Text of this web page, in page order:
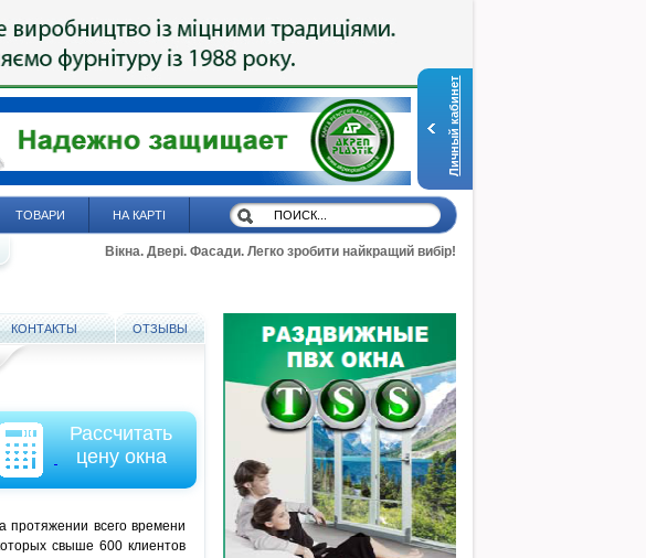
Личный кабинет
ТОВАРИ НА КАРТІ
Вікна. Двері. Фасади. Легко зробити найкращий вибір!
КОНТАКТЫ ОТЗЫВЫ
Рассчитать
цену окна
протяжении всего времени
свыше 600 клиентов